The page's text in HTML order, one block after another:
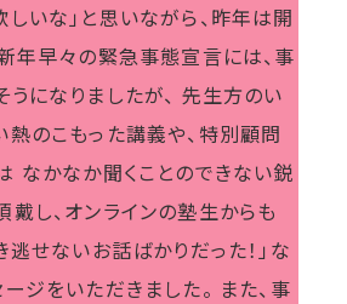
いな」と思いながら、昨年は開
年早々の緊急事態宣言には、事
になりましたが、 先生方のい
のこもった講義や、特別顧問
なかなか聞くことのできない鋭
し、オンラインの塾生からも
逃せないお話ばかりだった！」な
ジをいただきました。 また、事